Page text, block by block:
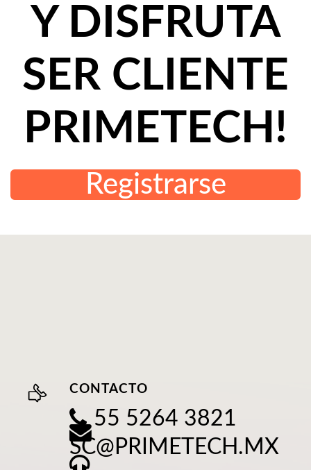
Y DISFRUTA
SER CLIENTE
PRIMETECH!
Registrarse
CONTACTO
55 5264 3821
SC@PRIMETECH.MX